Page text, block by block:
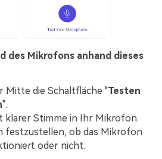
des Mikrofons anhand dieses
Mitte die Schaltfläche "Testen
".
klarer Stimme in Ihr Mikrofon.
festzustellen, ob das Mikrofon
oder nicht.